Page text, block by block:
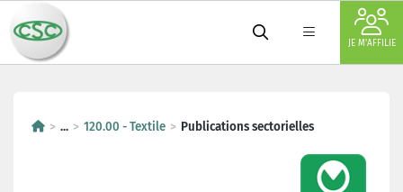
JE M'AFFILIE
... 120.00 - Textile Publications sectorielles